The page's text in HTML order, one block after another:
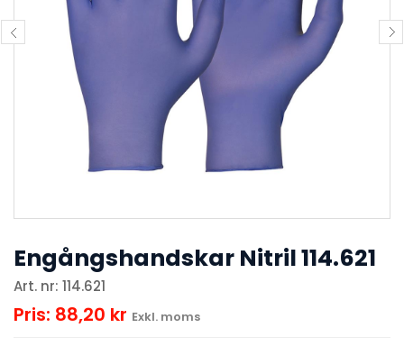
Engångshandskar Nitril 114.621
Art. nr: 114.621
Pris: 88,20 kr Exkl. moms